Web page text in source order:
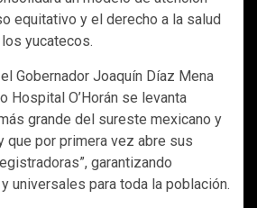
equitativo y el derecho a la salud
yucatecos.
Gobernador Joaquín Díaz Mena
Hospital O’Horán se levanta
grande del sureste mexicano y
que por primera vez abre sus
garantizando
universales para toda la población.